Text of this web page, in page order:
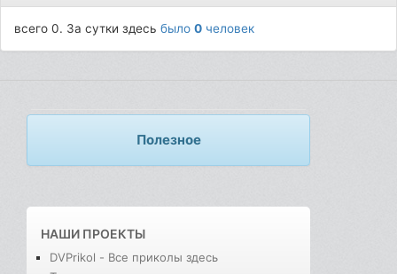
всего 0. За сутки здесьбыло0 человек
Полезное
НАШИ ПРОЕКТЫ
DVPrikol - Все приколы здесь